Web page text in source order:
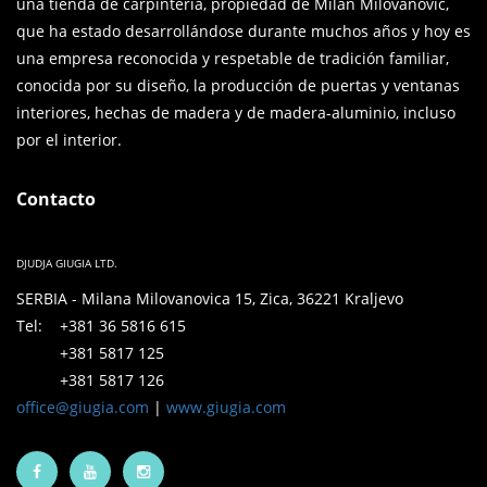
que ha estado desarrollándose durante muchos años y hoy es
una empresa reconocida y respetable de tradición familiar,
conocida por su diseño, la producción de puertas y ventanas
interiores, hechas de madera y de madera-aluminio, incluso
por el interior.
Contacto
DJUDJA GIUGIA LTD.
SERBIA - Milana Milovanovica 15, Zica, 36221 Kraljevo
Tel: +381 36 5816 615
+381 5817 125
+381 5817 126
office@giugia.com | www.giugia.com